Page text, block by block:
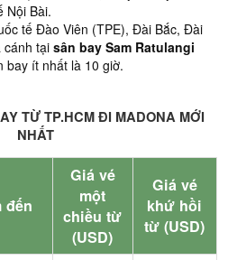
Nội Bài.
tế Đào Viên (TPE), Đài Bắc, Đài
cánh tại sân bay Sam Ratulangi
bay ít nhất là 10 giờ.
TỪ TP.HCM ĐI MADONA MỚI
NHẤT
đến
Giá vé
một
chiều từ
(USD)
Giá vé
khứ hồi
từ (USD)